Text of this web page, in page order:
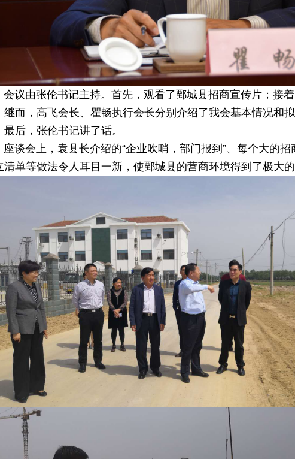
由张伦书记主持。首先，观看了鄄城县招商宣传片；接着
继而，高飞会长、瞿畅执行会长分别介绍了我会基本情况和
最后，张伦书记讲了话。
会上，袁县长介绍的“企业吹哨，部门报到”、每个大的招
清单等做法令人耳目一新，使鄄城县的营商环境得到了极大